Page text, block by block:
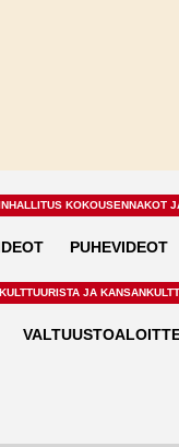
KOKOUSENNAKOT
PUHEVIDEOT
JA